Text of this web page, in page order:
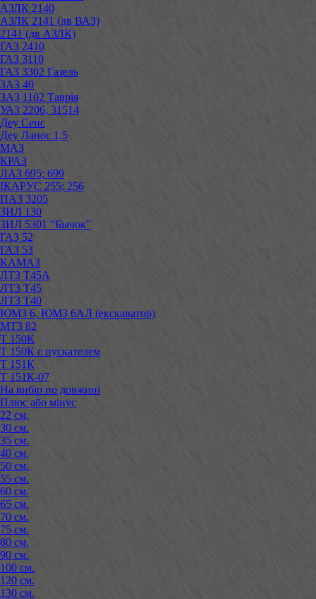
АЗЛК 2140
АЗЛК 2141 (дв ВАЗ)
2141 (дв АЗЛК)
ГАЗ 2410
ГАЗ 3110
ГАЗ 3302 Газель
ЗАЗ 40
ЗАЗ 1102 Таврія
УАЗ 2206, 31514
Деу Сенс
Деу Ланос 1,5
МАЗ
КРАЗ
ЛАЗ 695; 699
ІКАРУС 255; 256
ПАЗ 3205
ЗИЛ 130
ЗИЛ 5301 "Бычок"
ГАЗ 52
ГАЗ 53
КАМАЗ
ЛТЗ Т45А
ЛТЗ Т45
ЛТЗ Т40
ЮМЗ 6, ЮМЗ 6АЛ (екскаватор)
МТЗ 82
Т 150К
Т 150К с пускателем
Т 151К
Т 151К-07
На вибір по довжині
Плюс або мінус
22 см.
30 см.
35 см.
40 см.
50 см.
55 см.
60 см.
65 см.
70 см.
75 см.
80 см.
90 см.
100 см.
120 см.
130 см.